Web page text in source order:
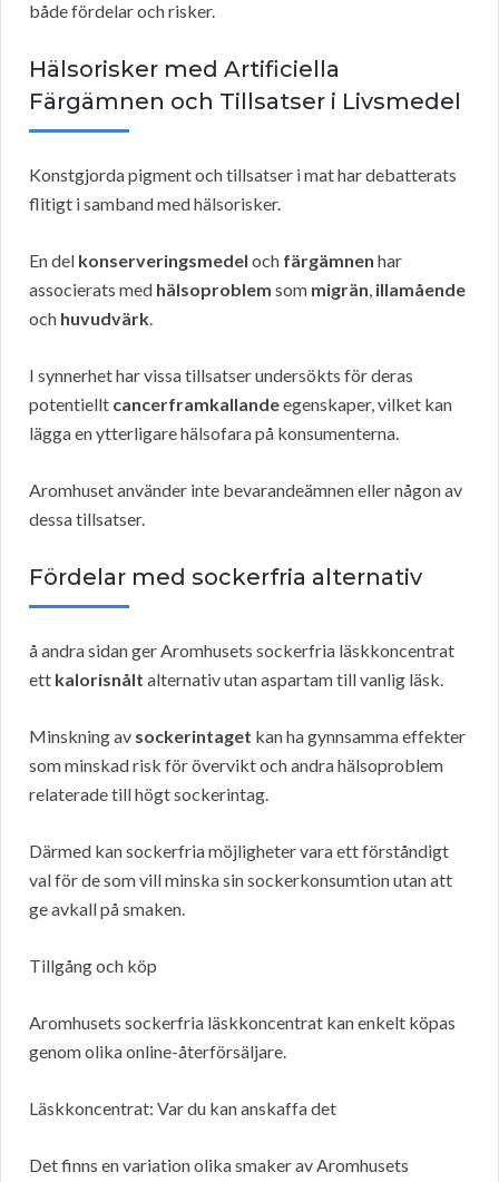
både fördelar och risker.
Hälsorisker med Artificiella
Färgämnen och Tillsatser i Livsmedel
Konstgjorda pigment och tillsatser i mat har debatterats
flitigt i samband med hälsorisker.
En del konserveringsmedel och färgämnen har
associerats med hälsoproblem som migrän, illamående
och huvudvärk.
I synnerhet har vissa tillsatser undersökts för deras
potentiellt cancerframkallandeegenskaper, vilket kan
lägga en ytterligare hälsofara på konsumenterna.
Aromhuset använder inte bevarandeämnen eller någon av
dessa tillsatser.
Fördelar med sockerfria alternativ
å andra sidan ger Aromhusets sockerfria läskkoncentrat
ett kalorisnålt alternativ utan aspartam till vanlig läsk.
Minskning av sockerintaget kan ha gynnsamma effekter
som minskad risk för övervikt och andra hälsoproblem
relaterade till högt sockerintag.
Därmed kan sockerfria möjligheter vara ett förståndigt
val för de som vill minska sin sockerkonsumtion utan att
ge avkall på smaken.
Tillgång och köp
Aromhusets sockerfria läskkoncentrat kan enkelt köpas
genom olika online-återförsäljare.
Läskkoncentrat: Var du kan anskaffa det
Det finns en variation olika smaker av Aromhusets